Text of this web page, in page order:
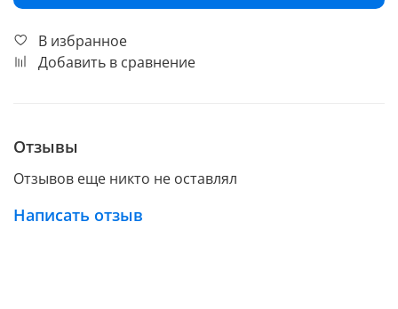
В избранное
Добавить в сравнение
Отзывы
Отзывов еще никто не оставлял
Написать отзыв